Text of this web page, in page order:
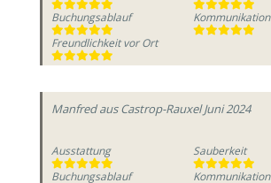
Buchungsablauf
Kommunikation
Freundlichkeit vor Ort
Manfredaus Castrop-Rauxel Juni 2024
Ausstattung
Sauberkeit
Buchungsablauf
Kommunikation